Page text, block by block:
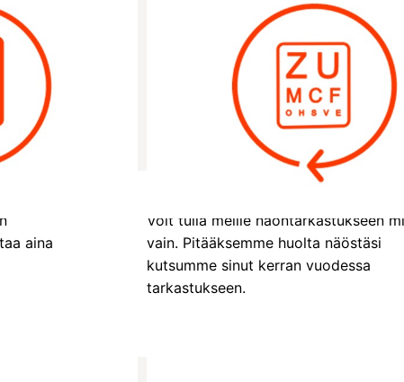
aina
Voit tulla meille näöntarkastukseen
vain. Pitääksemme huolta näöstäsi
kutsumme sinut kerran vuodessa
tarkastukseen.